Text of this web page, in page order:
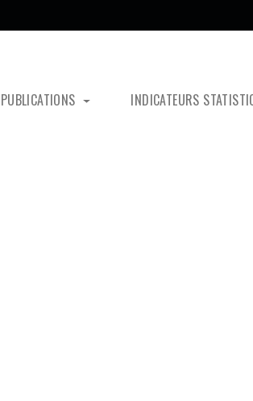
PUBLICATIONS INDICATEURS